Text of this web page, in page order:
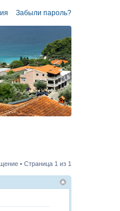
Забыли пароль?
• Страница 1 из 1